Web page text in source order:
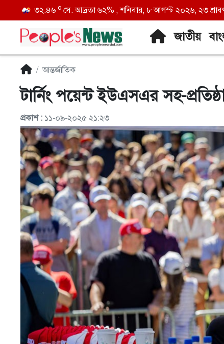
৩২.৪৬ o সে. আদ্রতা ৬২% , শনিবার, ৮ আগস্ট ২০২৬, ২৩
জাতীয়
আন্তর্জাতিক
টার্নিং পয়েন্ট ইউএসএর সহ-
প্রকাশ : ১১-০৯-২০২৫ ২১:২৩